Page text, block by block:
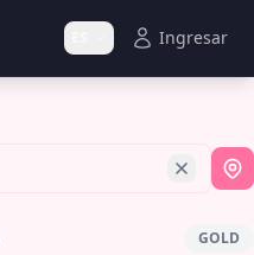
Ingresar
GOLD